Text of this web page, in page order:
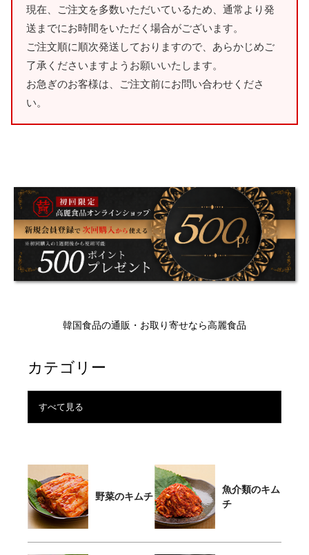
現在、ご注文を多数いただいているため、通常より発
送までにお時間をいただく場合がございます。
ご注文順に順次発送しておりますので、あらかじめご
了承くださいますようお願いいたします。
お急ぎのお客様は、ご注文前にお問い合わせくださ
い。
韓国食品の通販・お取り寄せなら高麗食品
カテゴリー
すべて見る
野菜のキムチ
魚介類のキム
チ